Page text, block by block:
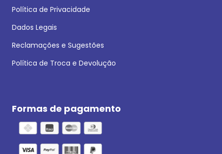
Política de Privacidade
Dados Legais
Reclamações e Sugestões
Política de Troca e Devolução
Formas de pagamento